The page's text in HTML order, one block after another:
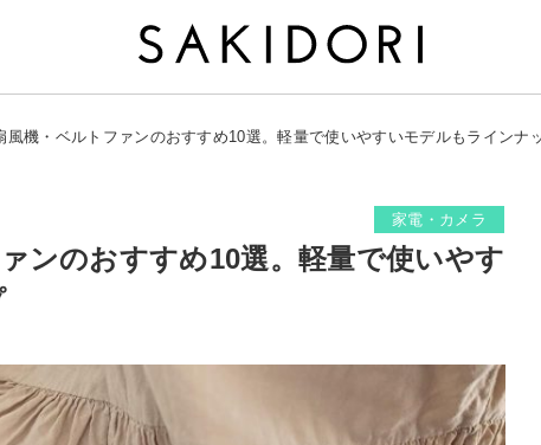
風機・ベルトファンのおすすめ10選。軽量で使いやすいモデルもラインナ
家電・カメラ
ンのおすすめ10選。軽量で使いやす